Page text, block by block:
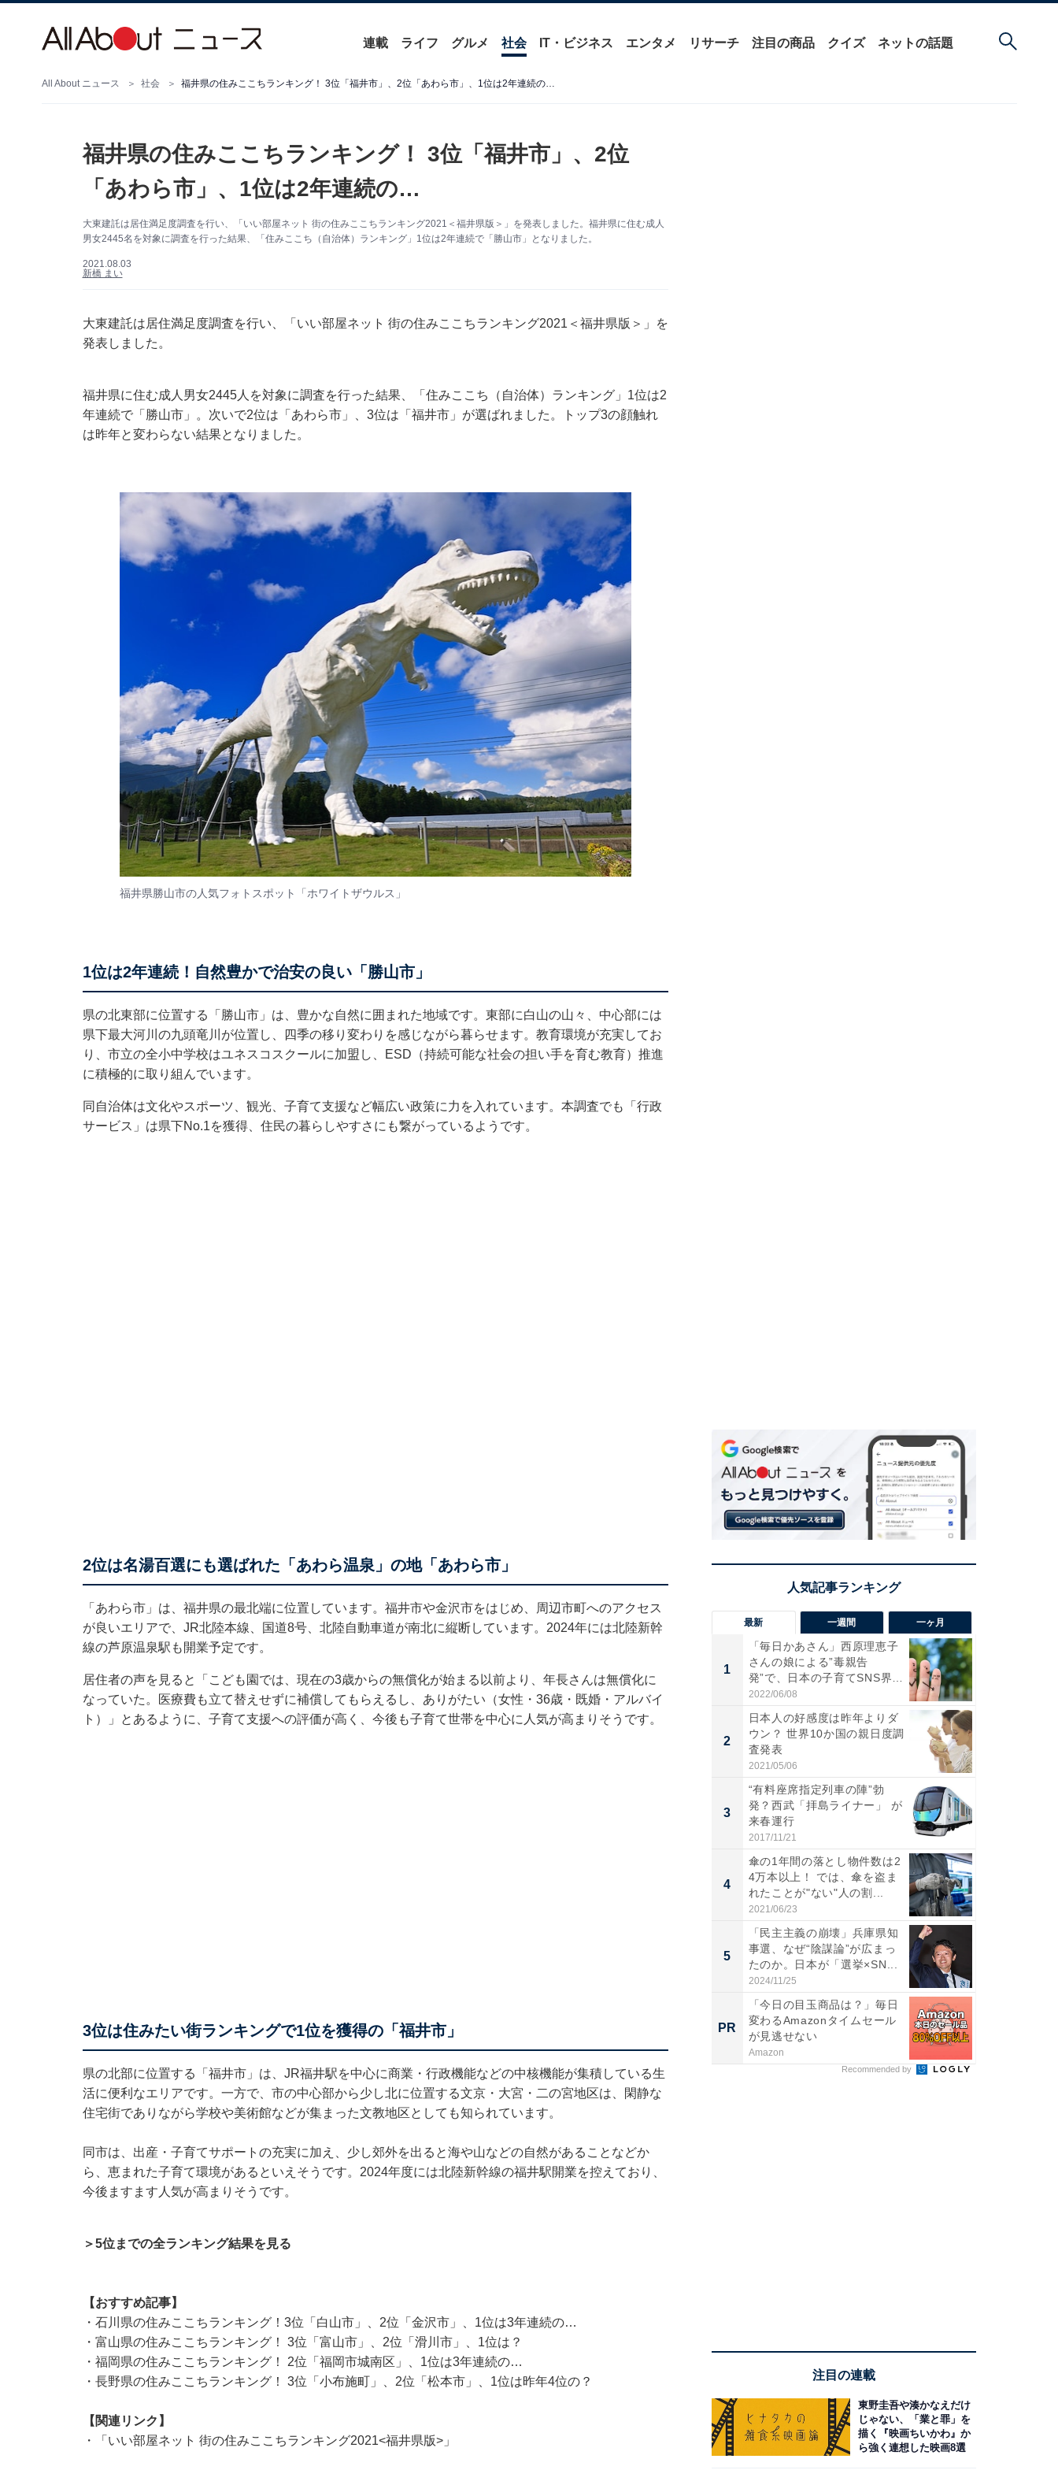
連載 ライフ グルメ 社会 IT・ビジネス エンタメ リサーチ 注目の商品 クイズ ネットの話題
All About ニュース 社会 福井県の住みここちランキング！ 3位「福井市」、2位「あわら市」、1位は2年連続の…
福井県の住みここちランキング！ 3位「福井市」、2位
「あわら市」、1位は2年連続の…
大東建託は居住満足度調査を行い、「いい部屋ネット 街の住みここちランキング2021＜福井県版＞」を発表しました。福井県に住む成人
男女2445名を対象に調査を行った結果、「住みここち（自治体）ランキング」1位は2年連続で「勝山市」となりました。
2021.08.03
新橋 まい
大東建託は居住満足度調査を行い、「いい部屋ネット 街の住みここちランキング2021＜福井県版＞」を
発表しました。
福井県に住む成人男女2445人を対象に調査を行った結果、「住みここち（自治体）ランキング」1位は2
年連続で「勝山市」。次いで2位は「あわら市」、3位は「福井市」が選ばれました。トップ3の顔触れ
は昨年と変わらない結果となりました。
福井県勝山市の人気フォトスポット「ホワイトザウルス」
1位は2年連続！自然豊かで治安の良い「勝山市」
県の北東部に位置する「勝山市」は、豊かな自然に囲まれた地域です。東部に白山の山々、中心部には
県下最大河川の九頭竜川が位置し、四季の移り変わりを感じながら暮らせます。教育環境が充実してお
り、市立の全小中学校はユネスコスクールに加盟し、ESD（持続可能な社会の担い手を育む教育）推進
に積極的に取り組んでいます。
同自治体は文化やスポーツ、観光、子育て支援など幅広い政策に力を入れています。本調査でも「行政
サービス」は県下No.1を獲得、住民の暮らしやすさにも繋がっているようです。
2位は名湯百選にも選ばれた「あわら温泉」の地「あわら市」
「あわら市」は、福井県の最北端に位置しています。福井市や金沢市をはじめ、周辺市町へのアクセス
が良いエリアで、JR北陸本線、国道8号、北陸自動車道が南北に縦断しています。2024年には北陸新幹
線の芦原温泉駅も開業予定です。
居住者の声を見ると「こども園では、現在の3歳からの無償化が始まる以前より、年長さんは無償化に
なっていた。医療費も立て替えせずに補償してもらえるし、ありがたい（女性・36歳・既婚・アルバイ
ト）」とあるように、子育て支援への評価が高く、今後も子育て世帯を中心に人気が高まりそうです。
3位は住みたい街ランキングで1位を獲得の「福井市」
県の北部に位置する「福井市」は、JR福井駅を中心に商業・行政機能などの中核機能が集積している生
活に便利なエリアです。一方で、市の中心部から少し北に位置する文京・大宮・二の宮地区は、閑静な
住宅街でありながら学校や美術館などが集まった文教地区としても知られています。
同市は、出産・子育てサポートの充実に加え、少し郊外を出ると海や山などの自然があることなどか
ら、恵まれた子育て環境があるといえそうです。2024年度には北陸新幹線の福井駅開業を控えており、
今後ますます人気が高まりそうです。
＞5位までの全ランキング結果を見る
【おすすめ記事】
・ 石川県の住みここちランキング！3位「白山市」、2位「金沢市」、1位は3年連続の…
・ 富山県の住みここちランキング！ 3位「富山市」、2位「滑川市」、1位は？
・ 福岡県の住みここちランキング！ 2位「福岡市城南区」、1位は3年連続の…
・ 長野県の住みここちランキング！ 3位「小布施町」、2位「松本市」、1位は昨年4位の？
【関連リンク】
・
「いい部屋ネット 街の住みここちランキング2021<福井県版>」
最新 一週間 一ヶ月
1
「毎日かあさん」西原理恵子
さんの娘による”毒親告
発”で、日本の子育てSNS界隈
が...
2022/06/08
2
日本人の好感度は昨年よりダ
ウン？ 世界10か国の親日度調
査発表
2021/05/06
3
“有料座席指定列車の陣”勃
発？西武「拝島ライナー」 が
来春運行
2017/11/21
4
傘の1年間の落とし物件数は2
4万本以上！ では、傘を盗ま
れたことが"ない"人の割...
2021/06/23
5
「民主主義の崩壊」兵庫県知
事選、なぜ“陰謀論”が広まっ
たのか。日本が「選挙×SN...
2024/11/25
PR
「今日の目玉商品は？」毎日
変わるAmazonタイムセール
が見逃せない
Amazon
Recommended by
注目の連載
東野圭吾や湊かなえだけ
じゃない、「業と罪」を
描く『映画ちいかわ』か
ら強く連想した映画8選